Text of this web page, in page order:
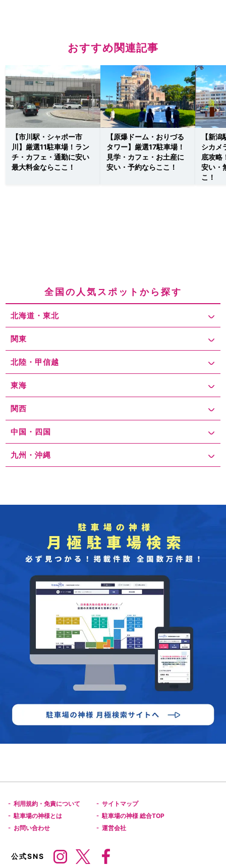
おすすめ関連記事
【市川駅・シャポー市
川】厳選11駐車場！ラン
チ・カフェ・通勤に安い
最大料金ならここ！
【原爆ドーム・おりづる
タワー】厳選17駐車場！
見学・カフェ・お土産に
安い・予約ならここ！
【新
シカメ
底攻略
安い・
こ！
全国の人気スポットから探す
北海道・東北
関東
北陸・甲信越
東海
関西
中国・四国
九州・沖縄
- 利用規約・免責について - サイトマップ
- 駐車場の神様とは - 駐車場の神様 総合TOP
- お問い合わせ - 運営会社
公式SNS